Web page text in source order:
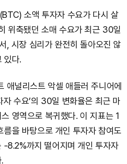
소액 투자자 수요가 다시 살
위축됐던 소매 수요가 최근 30일
, 시장 심리가 완전히 돌아오진 않
있다.
애널리스트 악셀 애들러 주니어에
자 수요’의 30일 변화율은 최근 마
영역으로 복귀했다. 이 지표는 1
름을 바탕으로 개인 투자자 참여도
-8.2%까지 떨어지며 개인 투자자